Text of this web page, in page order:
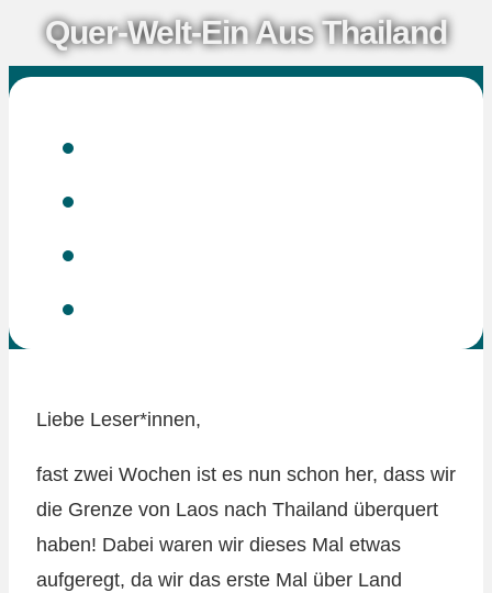
Quer-Welt-Ein Aus Thailand
Liebe Leser*innen,
fast zwei Wochen ist es nun schon her, dass wir
die Grenze von Laos nach Thailand überquert
haben! Dabei waren wir dieses Mal etwas
aufgeregt, da wir das erste Mal über Land